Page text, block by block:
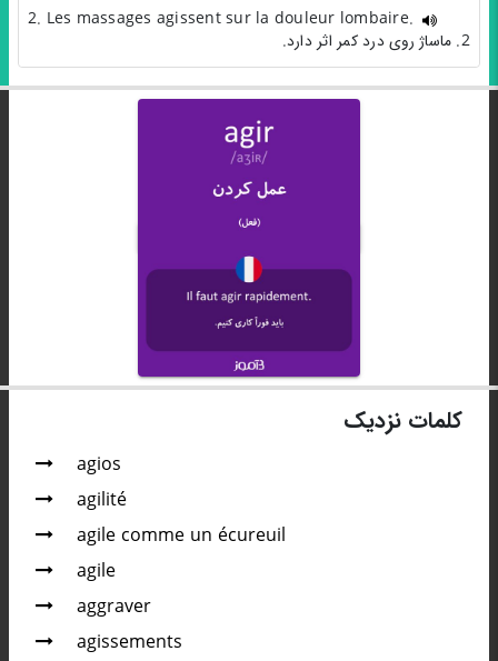
2. Les massages agissent sur la douleur lombaire.
2. ماساژ روی درد کمر اثر دارد.
کلمات نزدیک
agios
agilité
agile comme un écureuil
agile
aggraver
agissements